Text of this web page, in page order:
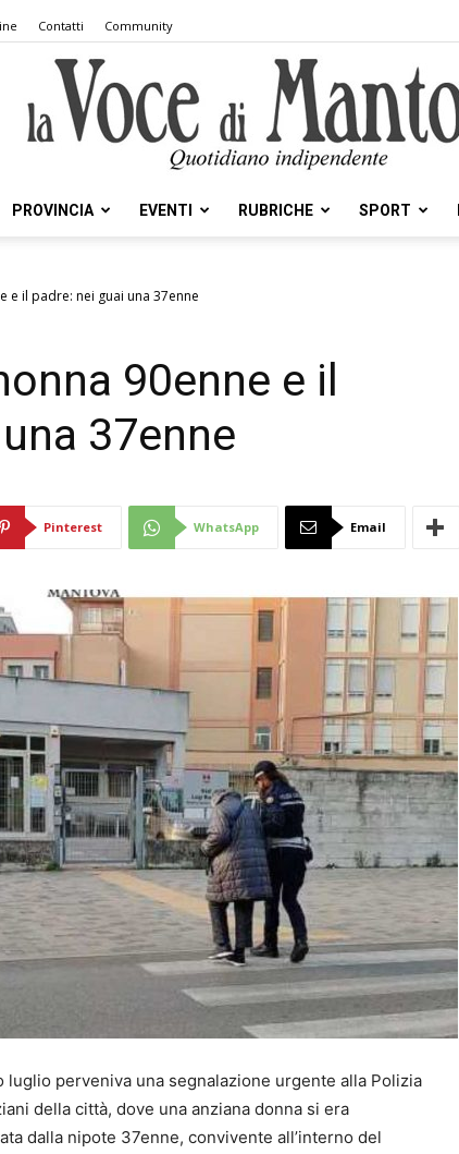
Contatti Community
Voce
Mantova
PROVINCIA EVENTI RUBRICHE SPORT
e il padre: nei guai una 37enne
90enne e il
37enne
Pinterest WhatsApp Email
luglio perveniva una segnalazione urgente alla Polizia
della città, dove una anziana donna si era
dalla nipote 37enne, convivente all’interno del